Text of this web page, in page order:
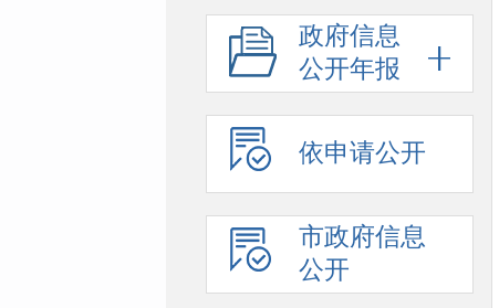
政府信息
公开年报
依申请公开
市政府信息
公开